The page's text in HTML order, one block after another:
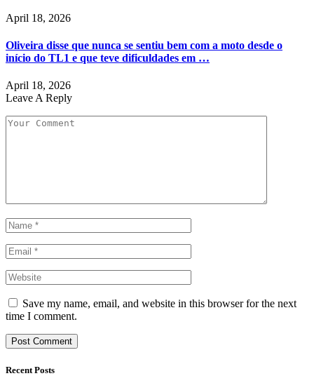
April 18, 2026
Oliveira disse que nunca se sentiu bem com a moto desde o
início do TL1 e que teve dificuldades em …
April 18, 2026
Leave A Reply
Save my name, email, and website in this browser for the next
time I comment.
Recent Posts